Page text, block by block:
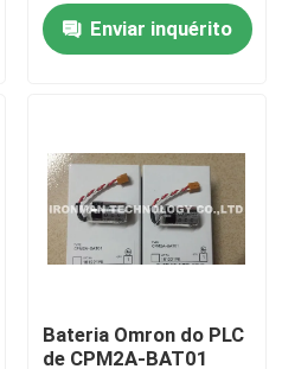
Enviar inquérito
Bateria Omron do PLC
de CPM2A-BAT01